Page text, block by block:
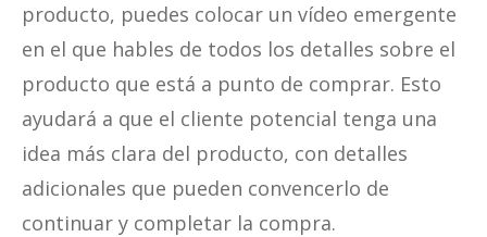
producto, puedes colocar un vídeo emergente
en el que hables de todos los detalles sobre el
producto que está a punto de comprar. Esto
ayudará a que el cliente potencial tenga una
idea más clara del producto, con detalles
adicionales que pueden convencerlo de
continuar y completar la compra.